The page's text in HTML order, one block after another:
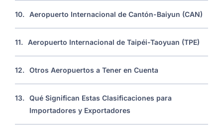
10. Aeropuerto Internacional de Cantón-Baiyun (CAN)
11. Aeropuerto Internacional de Taipéi-Taoyuan (TPE)
12. Otros Aeropuertos a Tener en Cuenta
13. Qué Significan Estas Clasificaciones para
Importadores y Exportadores